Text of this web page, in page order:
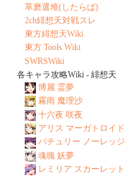
萃磨選堆(したらば)
2ch緋想天対戦スレ
東方緋想天Wiki
東方 Tools Wiki
SWRSWiki
各キャラ攻略Wiki - 緋想天
博麗 霊夢
霧雨 魔理沙
十六夜 咲夜
アリス マーガトロイド
パチュリー ノーレッジ
魂魄 妖夢
レミリア スカーレット